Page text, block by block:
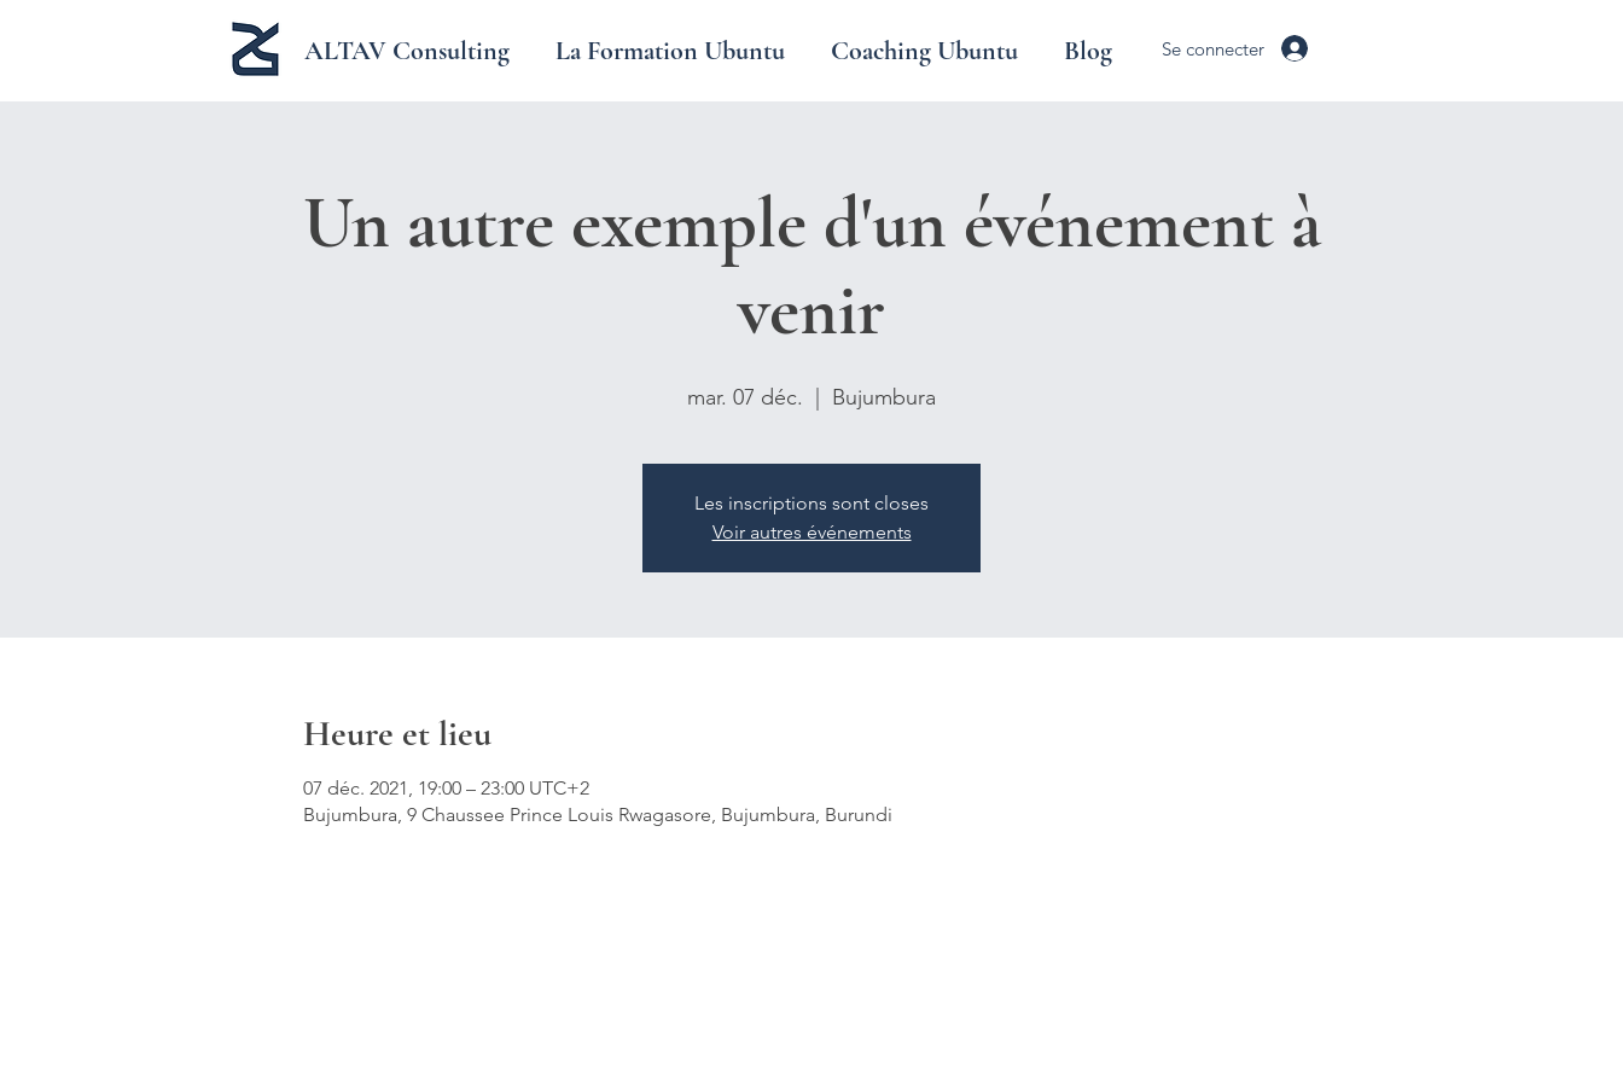
ALTAV Consulting La Formation Ubuntu Coaching Ubuntu Blog Se connecter
Un autre exemple d'un événement à
venir
mar. 07 déc. Bujumbura
Les inscriptions sont closes
Voir autres événements
Heure et lieu
07 déc. 2021, 19:00 – 23:00 UTC+2
Bujumbura, 9 Chaussee Prince Louis Rwagasore, Bujumbura, Burundi